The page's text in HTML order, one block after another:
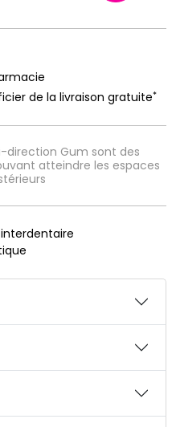
direction Gum sont des
atteindre les espaces
de la livraison gratuite*